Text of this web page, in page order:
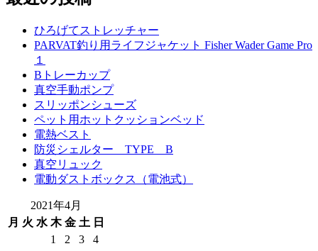
ひろげてストレッチャー
PARVAT釣り用ライフジャケット Fisher Wader Game Pro
１
Bトレーカップ
真空手動ポンプ
スリッポンシューズ
ペット用ホットクッションベッド
電熱ベスト
防災シェルター TYPE B
真空リュック
電動ダストボックス（電池式）
2021年4月
月 火 水 木 金 土 日
1
2 3
4